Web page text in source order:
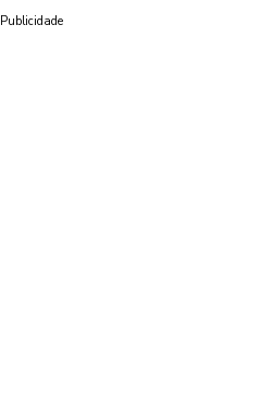
Publicidade